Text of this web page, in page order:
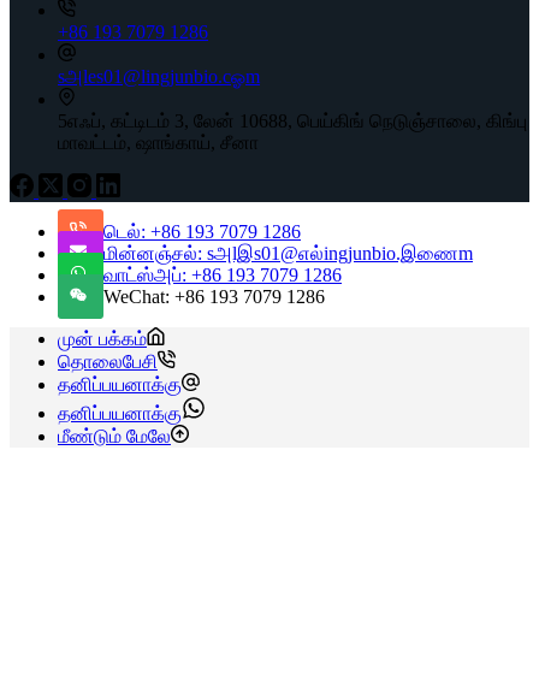
+86 193 7079 1286
sஅles01@lingjunbio.cஓm
5எஃப், கட்டிடம் 3, லேன் 10688, பெய்கிங் நெடுஞ்சாலை, கிங்பு
மாவட்டம், ஷாங்காய், சீனா
டெல்: +86 193 7079 1286
மின்னஞ்சல்: sஅlஇs01@எல்ingjunbio.இணைm
வாட்ஸ்அப்: +86 193 7079 1286
WeChat: +86 193 7079 1286
முன் பக்கம்
தொலைபேசி
தனிப்பயனாக்கு
தனிப்பயனாக்கு
மீண்டும் மேலே